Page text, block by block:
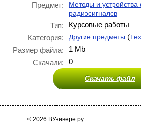
Предмет:
Методы и
радиосигналов
Тип:
Курсовые работы
Категория:
Другие предметы (
Размер файла:
1 Mb
Скачали:
0
Скачать файл
© 2026 ВУнивере.ру